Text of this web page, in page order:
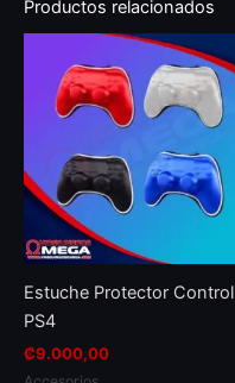
Productos relacionados
Estuche Protector Control
PS4
₡9.000,00